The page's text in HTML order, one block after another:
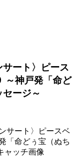
サート〉ピース
～神戸発「命ど
ージ～